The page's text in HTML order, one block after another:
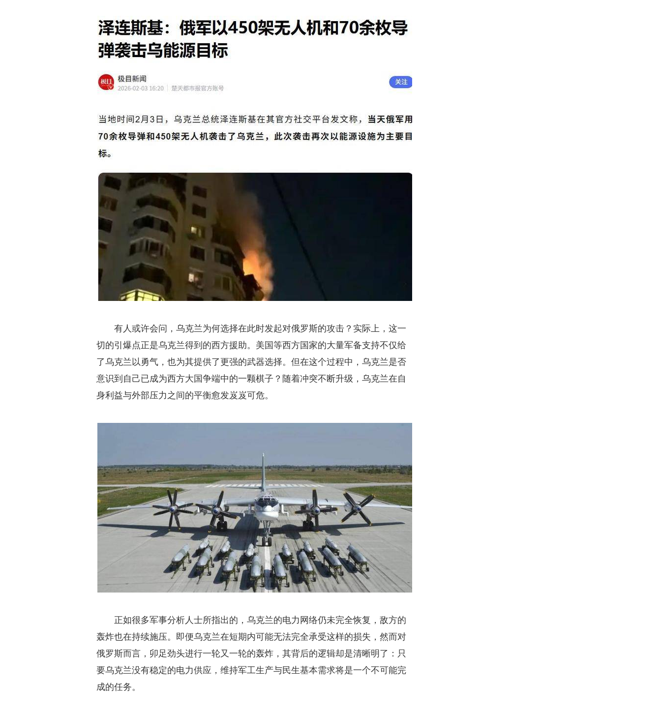
有人或许会问，乌克兰为何选择在此时发起对俄罗斯的攻击？实际上，这一
切的引爆点正是乌克兰得到的西方援助。美国等西方国家的大量军备支持不仅给
了乌克兰以勇气，也为其提供了更强的武器选择。但在这个过程中，乌克兰是否
意识到自己已成为西方大国争端中的一颗棋子？随着冲突不断升级，乌克兰在自
身利益与外部压力之间的平衡愈发岌岌可危。
正如很多军事分析人士所指出的，乌克兰的电力网络仍未完全恢复，敌方的
轰炸也在持续施压。即便乌克兰在短期内可能无法完全承受这样的损失，然而对
俄罗斯而言，卯足劲头进行一轮又一轮的轰炸，其背后的逻辑却是清晰明了：只
要乌克兰没有稳定的电力供应，维持军工生产与民生基本需求将是一个不可能完
成的任务。